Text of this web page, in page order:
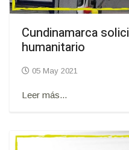
Cundinamarca
humanitario
05 May 2021
Leer más...